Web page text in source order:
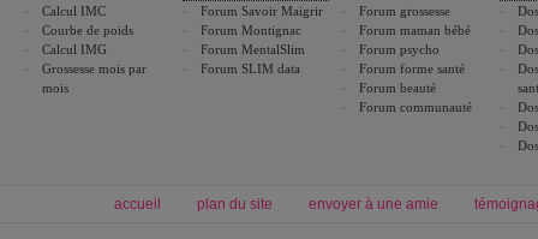
Calcul IMC
Courbe de poids
Calcul IMG
Grossesse mois par
mois
Forum Savoir Maigrir
Forum Montignac
Forum MentalSlim
Forum SLIM data
Forum grossesse
Forum maman bébé
Forum psycho
Forum forme santé
Forum beauté
Forum communauté
accueil plan du site envoyer à une amie